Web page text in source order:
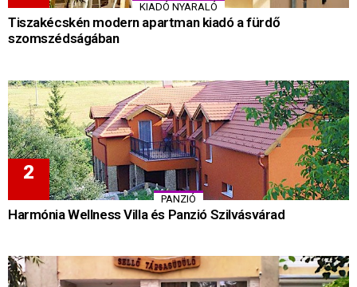
KIADÓ NYARALÓ
Tiszakécskén modern apartman kiadó a fürdő
szomszédságában
PANZIÓ
Harmónia Wellness Villa és Panzió Szilvásvárad